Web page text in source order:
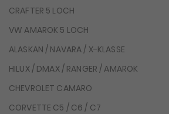
CRAFTER 5 LOCH
VW AMAROK 5 LOCH
ALASKAN / NAVARA / X-KLASSE
HILUX / DMAX / RANGER / AMAROK
CHEVROLET CAMARO
CORVETTE C5 / C6 / C7